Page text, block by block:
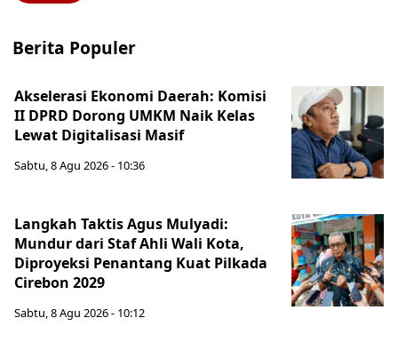
Berita Populer
Akselerasi Ekonomi Daerah: Komisi
II DPRD Dorong UMKM Naik Kelas
Lewat Digitalisasi Masif
Sabtu, 8 Agu 2026 - 10:36
Langkah Taktis Agus Mulyadi:
Mundur dari Staf Ahli Wali Kota,
Diproyeksi Penantang Kuat Pilkada
Cirebon 2029
Sabtu, 8 Agu 2026 - 10:12